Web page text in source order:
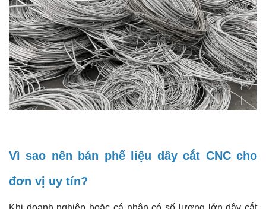
Vì sao nên bán phế liệu dây cắt CNC cho
đơn vị uy tín?